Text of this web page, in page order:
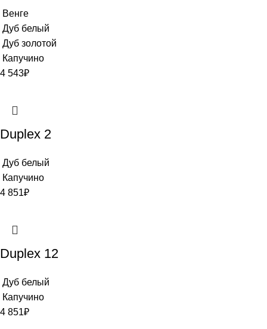
Венге
Дуб белый
Дуб золотой
Капучино
4 543₽
Duplex 2
Дуб белый
Капучино
4 851₽
Duplex 12
Дуб белый
Капучино
4 851₽